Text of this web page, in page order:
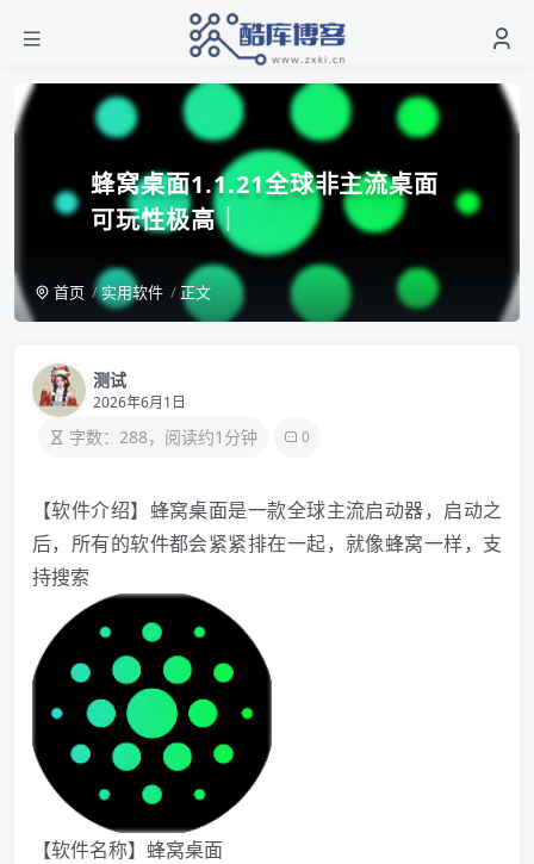
蜂窝桌面1.1.21全球非主流桌面
可玩性极高｜
首页 实用软件 正文
测试
2026年6月1日
字数：288，阅读约1分钟 0
【软件介绍】蜂窝桌面是一款全球主流启动器，启动之
后，所有的软件都会紧紧排在一起，就像蜂窝一样，支
持搜索
【软件名称】蜂窝桌面